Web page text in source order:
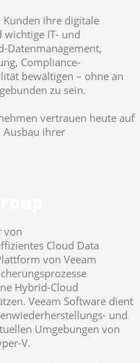
ihre digitale
IT- und
Datenmanagement,
Compliance-
bewältigen – ohne an
zu sein.
vertrauen heute auf
Ausbau ihrer
von
Cloud Data
von Veeam
Hybrid-Cloud
Veeam Software dient
und
Umgebungen von
V.